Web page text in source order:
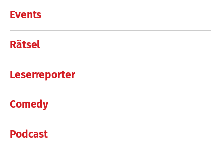
Events
Rätsel
Leserreporter
Comedy
Podcast